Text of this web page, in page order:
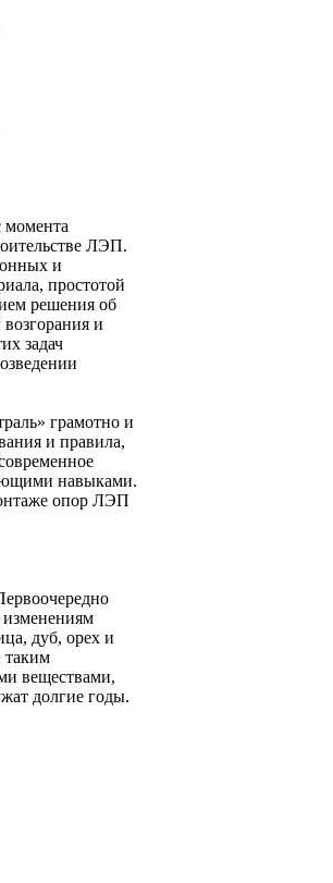
момента
ЛЭП.
и
простотой
решения об
и
задач
грамотно и
и правила,
навыками.
опор ЛЭП
дуб, орех и
таким
веществами,
долгие годы.